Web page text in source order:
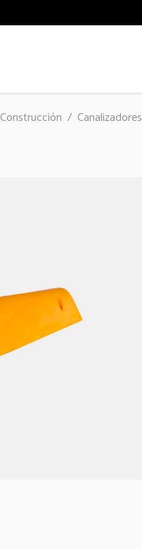
/ Canalizadores